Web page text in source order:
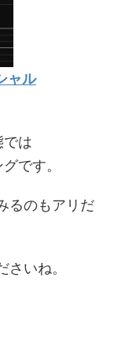
ャル
では
です。
るのもアリだ
いね。